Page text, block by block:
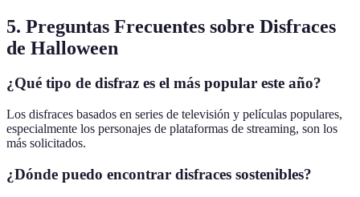
5. Preguntas Frecuentes sobre Disfraces
de Halloween
¿Qué tipo de disfraz es el más popular este año?
Los disfraces basados en series de televisión y películas populares,
especialmente los personajes de plataformas de streaming, son los
más solicitados.
¿Dónde puedo encontrar disfraces sostenibles?